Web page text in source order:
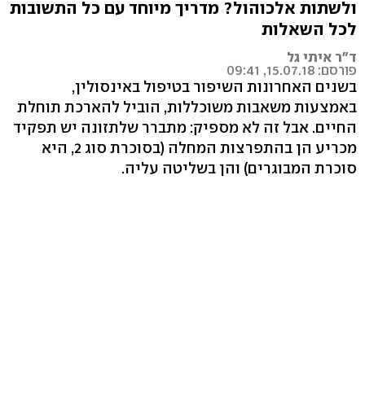
ולשתות אלכוהול? מדריך מיוחד עם כל התשובות
לכל השאלות
ד"ר איתי גל
פורסם: 15.07.18, 09:41
בשנים האחרונות השיפור בטיפול באינסולין,
באמצעות משאבות משוכללות, הוביל להארכת תוחלת
החיים. אבל זה לא מספיק: מתברר שלתזונה יש תפקיד
מכריע הן בהתפרצות המחלה (בסוכרת סוג 2, היא
סוכרת המבוגרים) והן בשליטה עליה.